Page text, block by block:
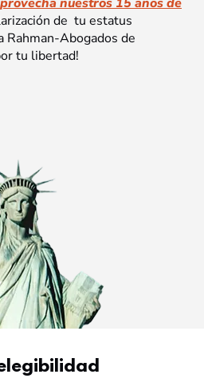
de tu estatus
Rahman-Abogados de
tu libertad!